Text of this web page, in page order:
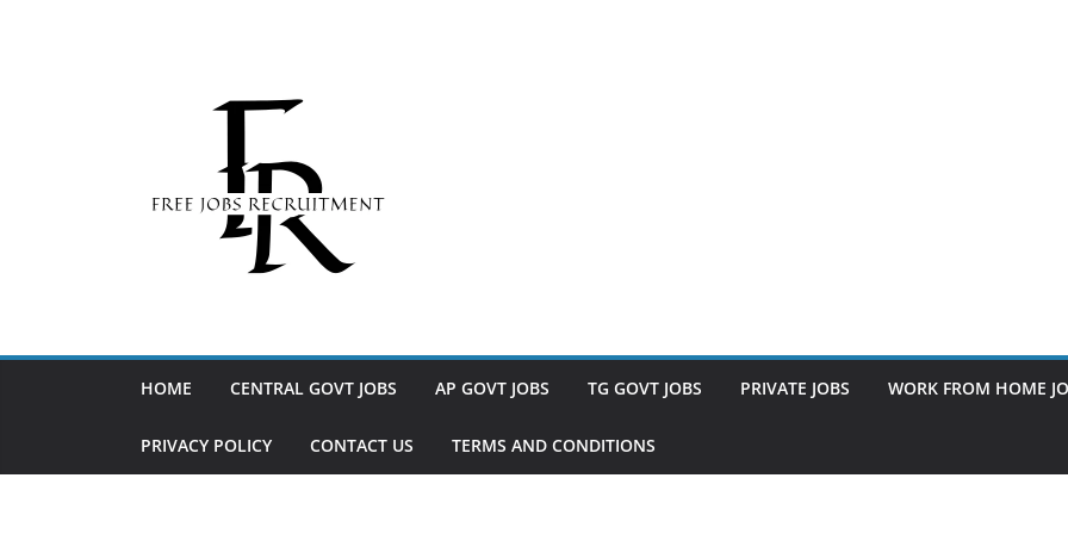
HOME CENTRAL GOVT JOBS AP GOVT JOBS TG GOVT JOBS PRIVATE JOBS WORK FROM HOME
PRIVACY POLICY CONTACT US TERMS AND CONDITIONS